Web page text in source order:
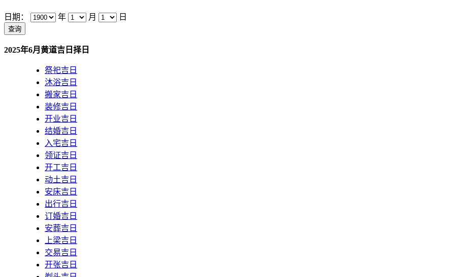
日期： 年 月 日
2025年6月黄道吉日择日
祭祀吉日
沐浴吉日
搬家吉日
装修吉日
开业吉日
结婚吉日
入宅吉日
领证吉日
开工吉日
动土吉日
安床吉日
出行吉日
订婚吉日
安葬吉日
上梁吉日
交易吉日
开张吉日